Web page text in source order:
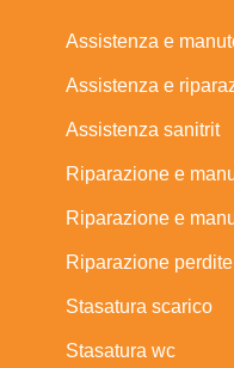
Assistenza e
Assistenza e
Assistenza sanitrit
Riparazione e
Riparazione e
Riparazione
Stasatura scarico
Stasatura wc